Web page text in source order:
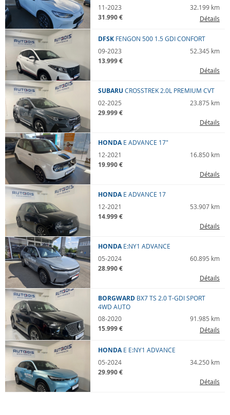
11-2023
32.199 km
31.990 € Détails
DFSK FENGON 500 1.5 GDI CONFORT
09-2023
52.345 km
13.999 €
Détails
SUBARU CROSSTREK 2.0L PREMIUM CVT
02-2025
23.875 km
29.999 €
Détails
HONDA E ADVANCE 17"
12-2021
16.850 km
19.990 €
Détails
HONDA E ADVANCE 17
12-2021
53.907 km
14.999 €
Détails
HONDA E:NY1 ADVANCE
05-2024
60.895 km
28.990 €
Détails
BORGWARD BX7 TS 2.0 T-GDI SPORT
4WD AUTO
08-2020
91.985 km
15.999 € Détails
HONDA E E:NY1 ADVANCE
05-2024
34.250 km
29.990 €
Détails